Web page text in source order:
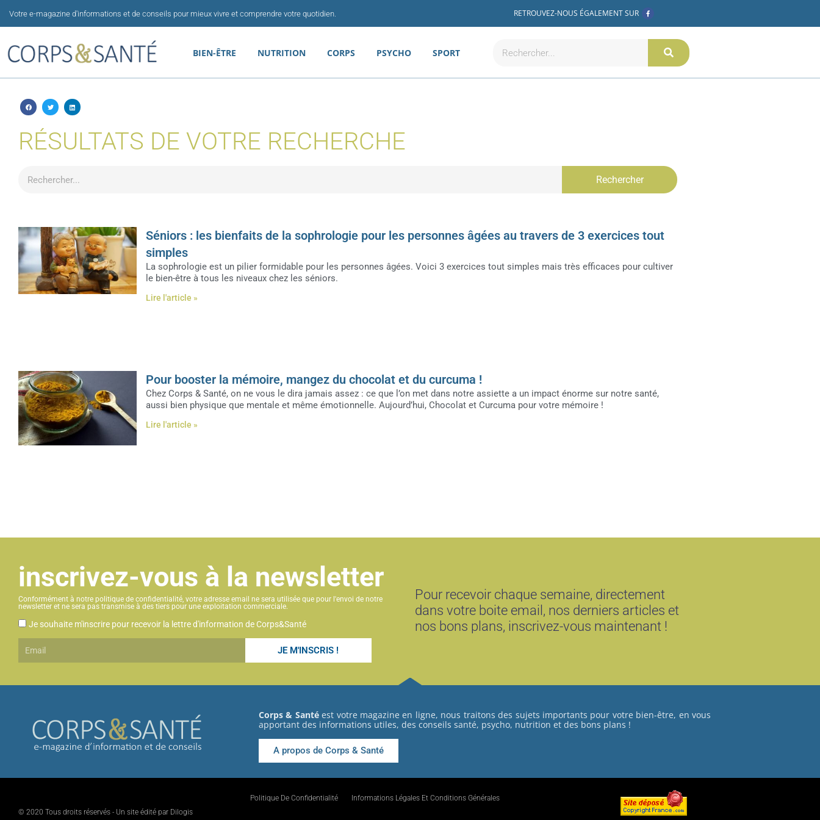
Votre e-magazine d'informations et de conseils pour mieux vivre et comprendre votre quotidien. RETROUVEZ-NOUS ÉGALEMENT SUR
a
e
o
BIEN-ÊTRE NUTRITION CORPS PSYCHO SPORT
RÉSULTATS DE VOTRE RECHERCHE
Rechercher
Séniors : les bienfaits de la sophrologie pour les personnes âgées au travers de 3 exercices tout
simples
La sophrologie est un pilier formidable pour les personnes âgées. Voici 3 exercices tout simples mais très efficaces pour cultiver
le bien-être à tous les niveaux chez les séniors.
Lire l'article »
Pour booster la mémoire, mangez du chocolat et du curcuma !
Chez Corps & Santé, on ne vous le dira jamais assez : ce que l’on met dans notre assiette a un impact énorme sur notre santé,
aussi bien physique que mentale et même émotionnelle. Aujourd’hui, Chocolat et Curcuma pour votre mémoire !
Lire l'article »
inscrivez-vous à la newsletter
Conformément à notre politique de confidentialité, votre adresse email ne sera utilisée que pour l'envoi de notre
newsletter et ne sera pas transmise à des tiers pour une exploitation commerciale.
CGUJe souhaite m'inscrire pour recevoir la lettre d'information de Corps&Santé
JE M'INSCRIS !
Pour recevoir chaque semaine, directement
dans votre boite email, nos derniers articles et
nos bons plans, inscrivez-vous maintenant !
Corps & Santéest votre magazine en ligne, nous traitons des sujets importants pour votre bien-être, en vous
apportant des informations utiles, des conseils santé, psycho, nutrition et des bons plans !
A propos de Corps & Santé
© 2020 Tous droits réservés - Un site édité par Dilogis
Politique De Confidentialité Informations Légales Et Conditions Générales